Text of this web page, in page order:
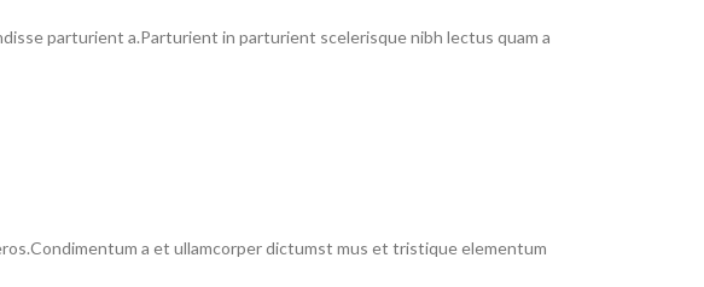
parturient a.Parturient in parturient scelerisque nibh lectus quam a
a et ullamcorper dictumst mus et tristique elementum